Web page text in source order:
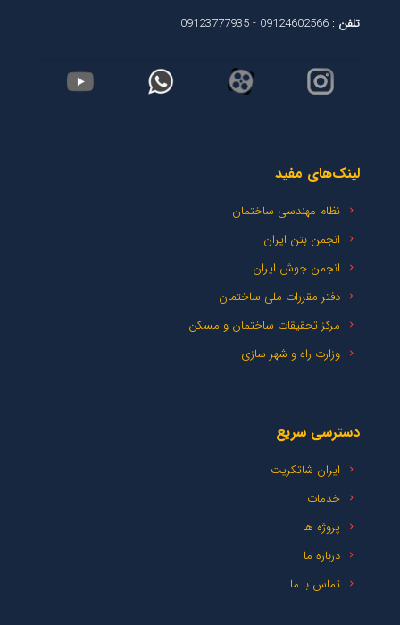
تلفن : 09124602566 - 09123777935
لینک‌های مفید
نظام مهندسی ساختمان
انجمن بتن ایران
انجمن جوش ایران
دفتر مقررات ملی ساختمان
مرکز تحقیقات ساختمان و مسکن
وزارت راه و شهر سازی
دسترسی سریع
ایران شاتکریت
خدمات
پروژه ها
درباره ما
تماس با ما